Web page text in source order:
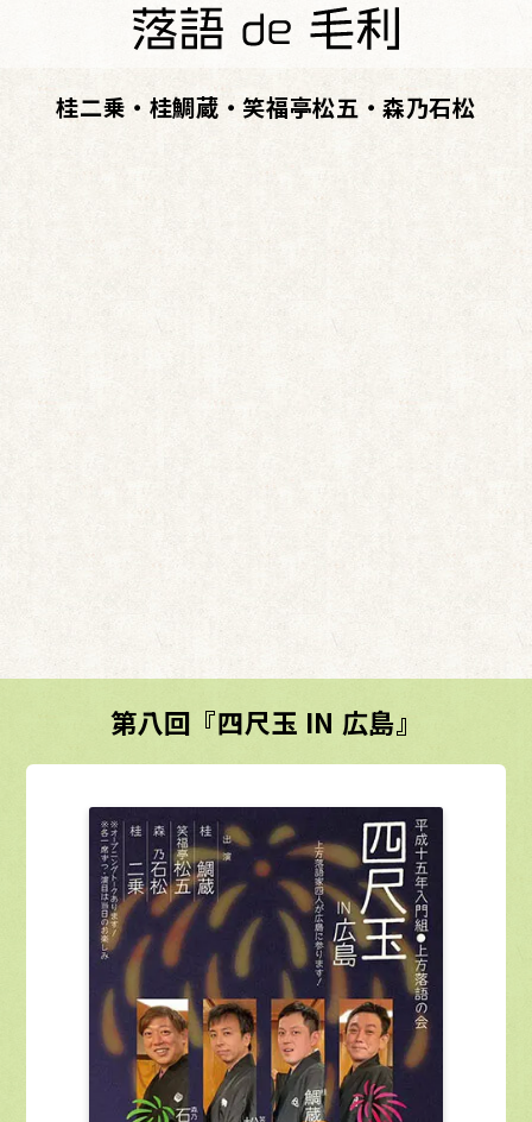
桂二乗・桂鯛蔵・笑福亭松五・森乃石松
第八回『四尺玉 IN 広島』